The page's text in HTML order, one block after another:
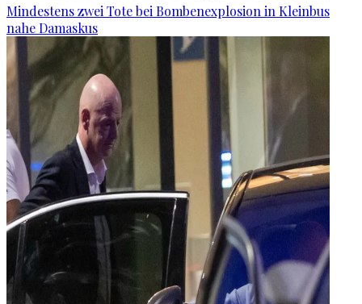
Mindestens zwei Tote bei Bombenexplosion in Kleinbus
nahe Damaskus